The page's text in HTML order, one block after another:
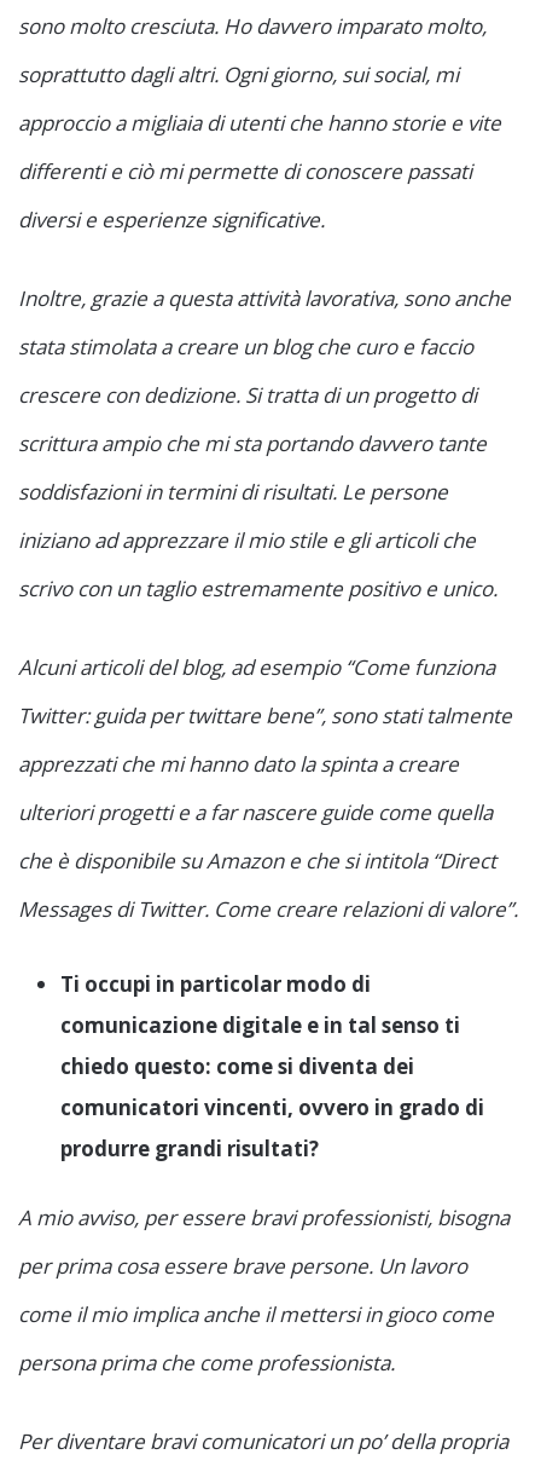
sono molto cresciuta. Ho davvero imparato molto,
soprattutto dagli altri. Ogni giorno, sui social, mi
approccio a migliaia di utenti che hanno storie e vite
differenti e ciò mi permette di conoscere passati
diversi e esperienze significative.
Inoltre, grazie a questa attività lavorativa, sono anche
stata stimolata a creare un blog che curo e faccio
crescere con dedizione. Si tratta di un progetto di
scrittura ampio che mi sta portando davvero tante
soddisfazioni in termini di risultati. Le persone
iniziano ad apprezzare il mio stile e gli articoli che
scrivo con un taglio estremamente positivo e unico.
Alcuni articoli del blog, ad esempio “Come funziona
Twitter: guida per twittare bene”, sono stati talmente
apprezzati che mi hanno dato la spinta a creare
ulteriori progetti e a far nascere guide come quella
che è disponibile su Amazon e che si intitola “Direct
Messages di Twitter. Come creare relazioni di valore”.
Ti occupi in particolar modo di
comunicazione digitale e in tal senso ti
chiedo questo: come si diventa dei
comunicatori vincenti, ovvero in grado di
produrre grandi risultati?
A mio avviso, per essere bravi professionisti, bisogna
per prima cosa essere brave persone. Un lavoro
come il mio implica anche il mettersi in gioco come
persona prima che come professionista.
Per diventare bravi comunicatori un po’ della propria